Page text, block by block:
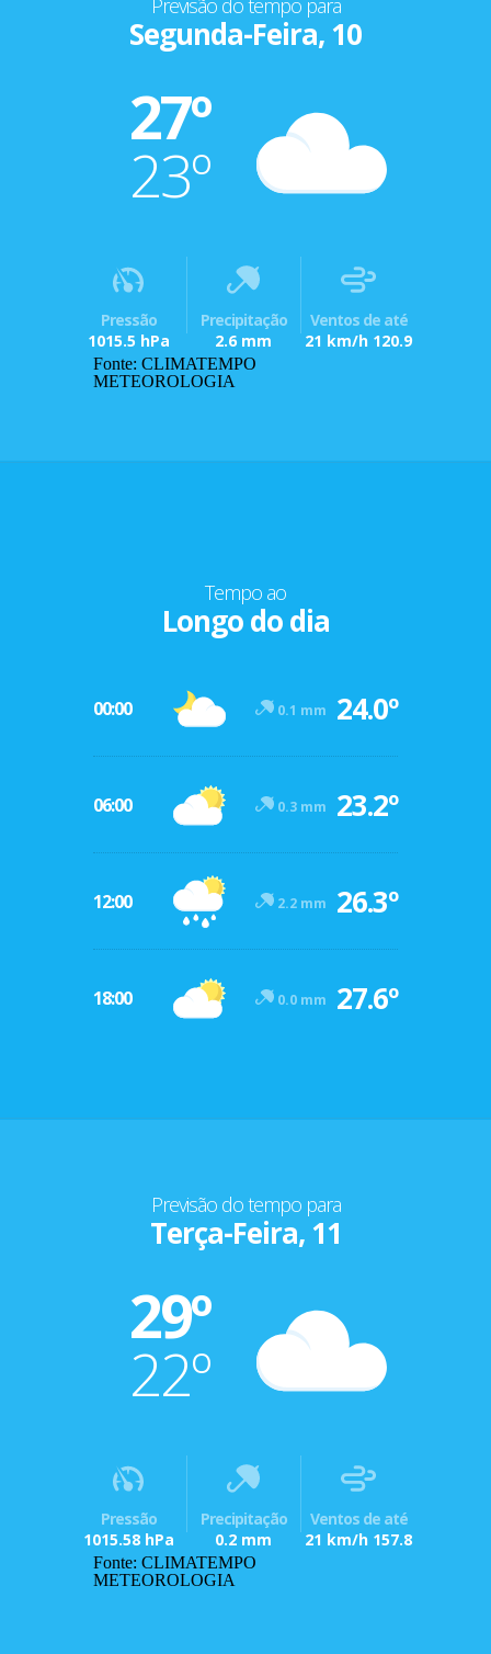
Previsão do tempo para
Segunda-Feira, 10
27º
23º
Pressão
1015.5 hPa
Precipitação
2.6 mm
Ventos de até
21 km/h 120.9
Fonte: CLIMATEMPO
METEOROLOGIA
Tempo ao
Longo do dia
00:00 0.1 mm 24.0º
06:00 0.3 mm 23.2º
12:00 2.2 mm 26.3º
18:00 0.0 mm 27.6º
Previsão do tempo para
Terça-Feira, 11
29º
22º
Pressão
1015.58 hPa
Precipitação
0.2 mm
Ventos de até
21 km/h 157.8
Fonte: CLIMATEMPO
METEOROLOGIA